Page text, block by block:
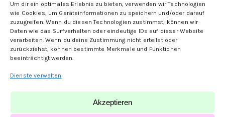
Um dir ein optimales Erlebnis zu bieten, verwenden wir Technologien
wie Cookies, um Geräteinformationen zu speichern und/oder darauf
zuzugreifen. Wenn du diesen Technologien zustimmst, können wir
Daten wie das Surfverhalten oder eindeutige IDs auf dieser Website
verarbeiten. Wenn du deine Zustimmung nicht erteilst oder
zurückziehst, können bestimmte Merkmale und Funktionen
beeinträchtigt werden.
Dienste verwalten
Akzeptieren
Folge uns hier: